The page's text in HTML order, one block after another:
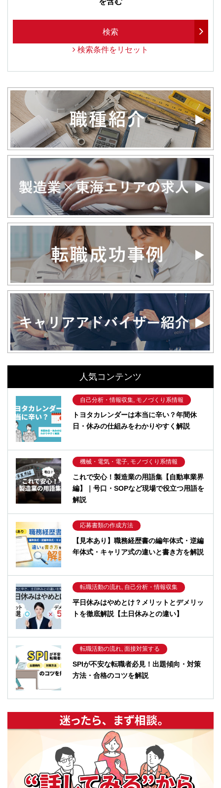
検索
検索条件をリセット
人気コンテンツ
自己分析・情報収集, モノづくり系情報
トヨタカレンダーは本当に辛い？年間休
日・休みの仕組みをわかりやすく解説
機械・電気・電子, モノづくり系情報
これで安心！製造業の用語集【自動車業界
編】｜号口・SOPなど現場で役立つ用語を
解説
応募書類の作成方法
【見本あり】職務経歴書の編年体式・逆編
年体式・キャリア式の違いと書き方を解説
転職活動の流れ, 自己分析・情報収集
平日休みはやめとけ？メリットとデメリッ
トを徹底解説【土日休みとの違い】
転職活動の流れ, 面接対策する
SPIが不安な転職者必見！出題傾向・対策
方法・合格のコツを解説